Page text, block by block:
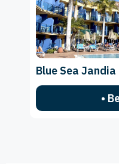
Blue Sea Jandia
•